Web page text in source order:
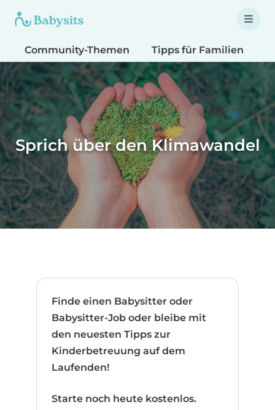
Community-Themen Tipps für Familien
Sprich über den Klimawandel
Finde einen Babysitter oder
Babysitter-Job oder bleibe mit
den neuesten Tipps zur
Kinderbetreuung auf dem
Laufenden!
Starte noch heute kostenlos.